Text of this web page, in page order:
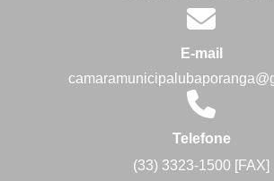
E-mail
Telefone
(33) 3323-1500 [FAX]